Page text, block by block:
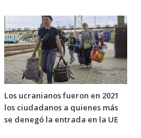
Los ucranianos fueron en 2021
los ciudadanos a quienes más
se denegó la entrada en la UE